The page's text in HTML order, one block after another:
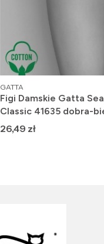
PRODUCENT
GATTA
Figi Damskie Gatta
Classic 41635 dobra-
Cena
26,49 zł